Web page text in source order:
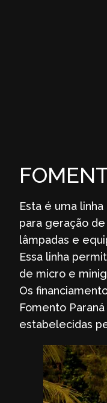
Esta é uma
para geração
lâmpadas e
Essa linha
de micro e
Os
Fomento
estabelecidas